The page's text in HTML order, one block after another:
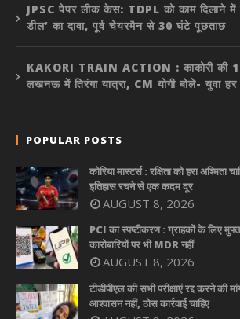
JPSC पेपर लीक केस: TDPL को काम दिलाने में
डील’ का दावा, पूर्व चेयरमैन से 30 घंटे पूछताछ
KAKORI TRAIN ACTION : काकोरी की
लखनऊ में तिरंगा यात्रा, CM योगी बोले- युवा
POPULAR POSTS
कोरिया मास्टर्स : रक्षिता को हरा अश्मिता
इतिहास रचने से एक कदम दूर
AUGUST 8, 2026
PCI का स्पष्टीकरण : ग्राहकों के लिए
कारोबारियों पर भी MDR नहीं
AUGUST 8, 2026
टीडीपीएल की सभी परीक्षाएं रद्द करने की
आश्वासन नहीं, ठोस कार्रवाई चाहिए